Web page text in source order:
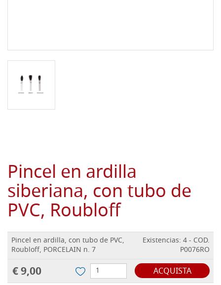
Pincel en ardilla
siberiana, con tubo de
PVC, Roubloff
Pincel en ardilla, con tubo de PVC,
Roubloff, PORCELAIN n. 7
Existencias: 4 - COD.
P0076RO
€ 9,00 ACQUISTA